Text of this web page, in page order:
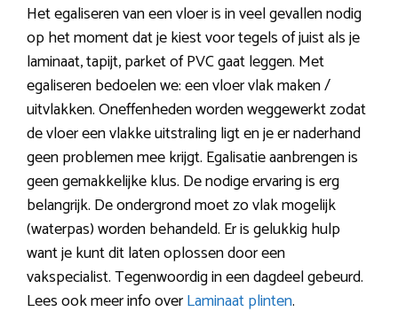
Het egaliseren van een vloer is in veel gevallen nodig
op het moment dat je kiest voor tegels of juist als je
laminaat, tapijt, parket of PVC gaat leggen. Met
egaliseren bedoelen we: een vloer vlak maken /
uitvlakken. Oneffenheden worden weggewerkt zodat
de vloer een vlakke uitstraling ligt en je er naderhand
geen problemen mee krijgt. Egalisatie aanbrengen is
geen gemakkelijke klus. De nodige ervaring is erg
belangrijk. De ondergrond moet zo vlak mogelijk
(waterpas) worden behandeld. Er is gelukkig hulp
want je kunt dit laten oplossen door een
vakspecialist. Tegenwoordig in een dagdeel gebeurd.
Lees ook meer info overLaminaat plinten.